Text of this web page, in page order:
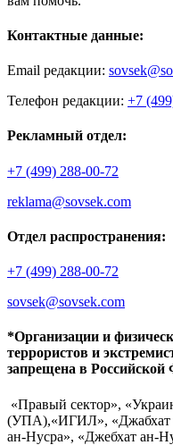
Контактные данные:
Email редакции:
Телефон редакции: +7
Рекламный отдел:
+7 (499) 288-00-72
reklama@sovsek.com
Отдел распространения:
+7 (499) 288-00-72
sovsek@sovsek.com
*Организации и
террористов и
запрещена в Российской
«Правый сектор»,
(УПА),«ИГИЛ», «Джабхат
ан-Нусра», «Джебхат ан-